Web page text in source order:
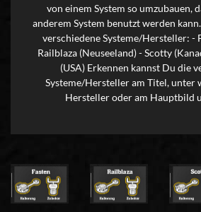
von einem System so umzubauen,
anderem System benutzt werden
verschiedene Systeme/Hersteller: -
Railblaza (Neuseeland) - Scotty
(USA) Erkennen kannst Du die
Systeme/Hersteller am Titel, unter
Hersteller oder am Hauptbild